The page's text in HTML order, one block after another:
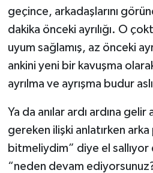
geçince, arkadaşlarını
dakika önceki ayrılığı. O
uyum sağlamış, az önceki
ankini yeni bir kavuşma
ayrılma ve ayrışma budur
Ya da anılar ardı ardına gelir
gereken ilişki anlatırken
bitmeliydim” diye el sallıyor
“neden devam